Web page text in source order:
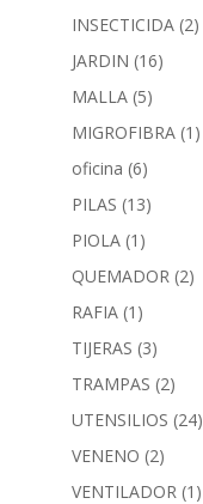
INSECTICIDA (2)
JARDIN (16)
MALLA (5)
MIGROFIBRA (1)
oficina (6)
PILAS (13)
PIOLA (1)
QUEMADOR (2)
RAFIA (1)
TIJERAS (3)
TRAMPAS (2)
UTENSILIOS (24)
VENENO (2)
VENTILADOR (1)